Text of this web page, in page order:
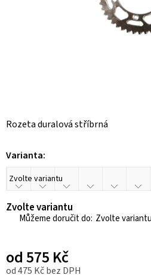
Rozeta duralová stříbrná
Varianta:
Zvolte variantu
Zvolte variantu
od575 Kč
od475 Kčbez DPH